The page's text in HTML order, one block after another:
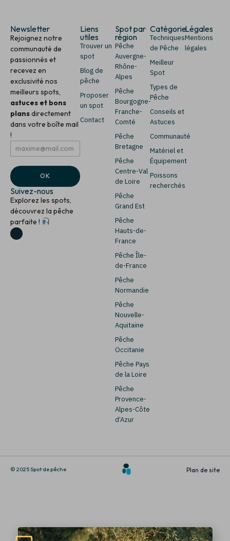
Newsletter
Rejoignez notre
communauté de
passionnés et
recevez en
exclusivité nos
meilleurs spots,
astuces et bons
plansdirectement
dans votre boîte mail
!
E
m
i
l
*
E
m
a
i
l
E
m
i
l
*
OK
Suivez-nous
Explorez les spots,
découvrez la pêche
parfaite !
Liens
utiles
Trouver un
spot
Blog de
pêche
Proposer
un spot
Contact
Spot par
région
Pêche
Auvergne-
Rhône-
Alpes
Pêche
Bourgogne-
Franche-
Comté
Pêche
Bretagne
Pêche
Centre-Val
de Loire
Pêche
Grand Est
Pêche
Hauts-de-
France
Pêche Île-
de-France
Pêche
Normandie
Pêche
Nouvelle-
Aquitaine
Pêche
Occitanie
Pêche Pays
de la Loire
Pêche
Provence-
Alpes-Côte
d’Azur
Catégorie
Techniques
de Pêche
Meilleur
Spot
Types de
Pêche
Conseils et
Astuces
Communauté
Matériel et
Équipement
Poissons
recherchés
Légales
Mentions
légales
© 2025 Spot de pêche Plan de site